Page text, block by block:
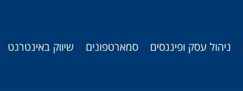
ניהול עסק ופיננסים סמארטפונים שיווק באינטרנט